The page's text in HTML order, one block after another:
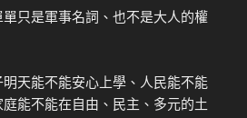
只是軍事名詞、也不是大人的權
天能不能安心上學、人民能不能
能不能在自由、民主、多元的土